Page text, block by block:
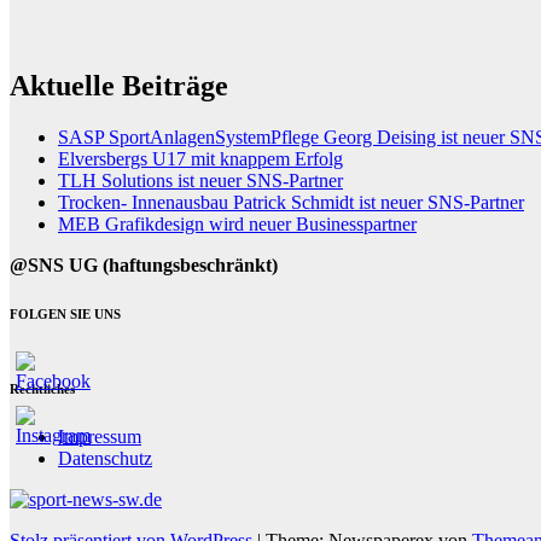
Aktuelle Beiträge
SASP SportAnlagenSystemPflege Georg Deising ist neuer
Elversbergs U17 mit knappem Erfolg
TLH Solutions ist neuer SNS-Partner
Trocken- Innenausbau Patrick Schmidt ist neuer SNS-Partner
MEB Grafikdesign wird neuer Businesspartner
@SNS UG (haftungsbeschränkt)
FOLGEN SIE UNS
Rechtliches
Impressum
Datenschutz